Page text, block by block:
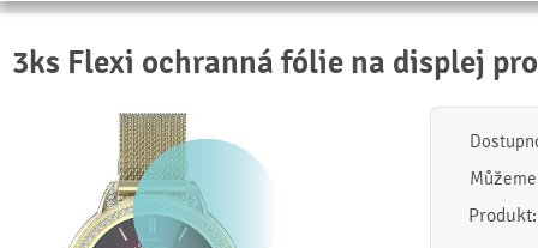
3ks Flexi ochranná fólie na displej